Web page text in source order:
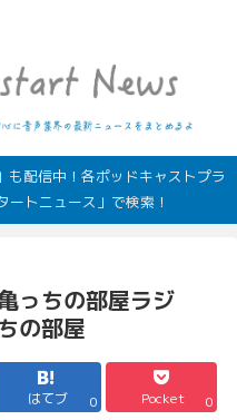
配信中！各ポッドキャストプラ
ートニュース」で検索！
っちの部屋ラジ
の部屋
はてブ 0 Pocket 0